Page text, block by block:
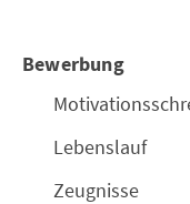
Bewerbung
Lebenslauf
Zeugnisse